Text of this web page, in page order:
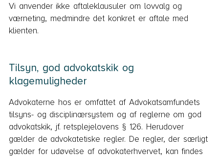
Vi anvender ikke aftaleklausuler om lovvalg og
værneting, medmindre det konkret er aftale med
klienten.
Tilsyn, god advokatskik og
klagemuligheder
Advokaterne hos er omfattet af Advokatsamfundets
tilsyns- og disciplinærsystem og af reglerne om god
advokatskik, jf. retsplejelovens § 126. Herudover
gælder de advokatetiske regler. De regler, der særligt
gælder for udøvelse af advokaterhvervet, kan findes